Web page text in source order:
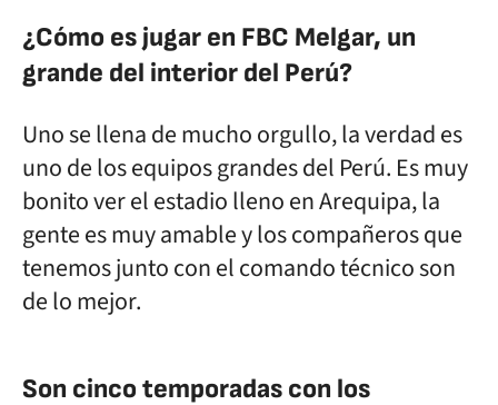
¿Cómo es jugar en FBC Melgar, un
grande del interior del Perú?
Uno se llena de mucho orgullo, la verdad es
uno de los equipos grandes del Perú. Es muy
bonito ver el estadio lleno en Arequipa, la
gente es muy amable y los compañeros que
tenemos junto con el comando técnico son
de lo mejor.
Son cinco temporadas con los